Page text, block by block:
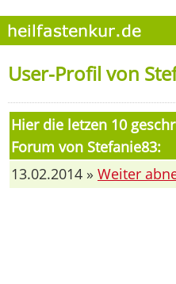
User-Profil von
Hier die letzen 10
Forum von Stefanie83:
13.02.2014 » Weiter